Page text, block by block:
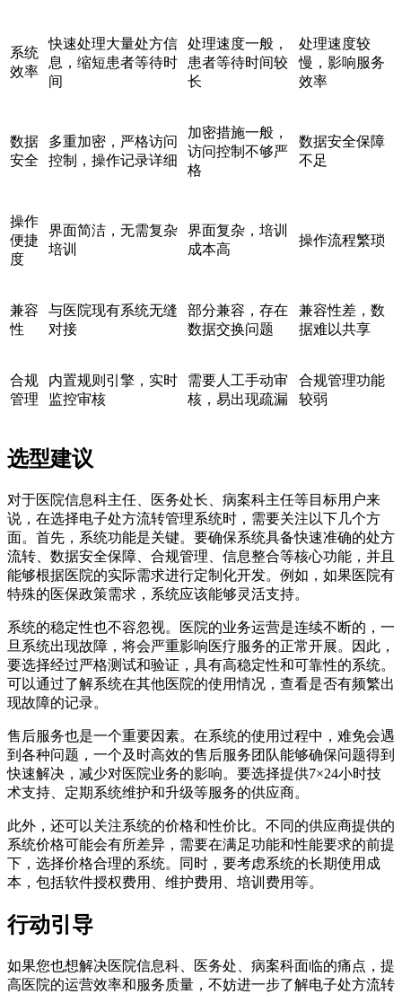
系统
效率
快速处理大量处方信
息，缩短患者等待时
间
处理速度一般，
患者等待时间较
长
处理速度较
慢，影响服务
效率
数据
安全
多重加密，严格访问
控制，操作记录详细
加密措施一般，
访问控制不够严
格
数据安全保障
不足
操作
便捷
度
界面简洁，无需复杂
培训
界面复杂，培训
成本高
操作流程繁琐
兼容
性
与医院现有系统无缝
对接
部分兼容，存在
数据交换问题
兼容性差，数
据难以共享
合规
管理
内置规则引擎，实时
监控审核
需要人工手动审
核，易出现疏漏
合规管理功能
较弱
选型建议
对于医院信息科主任、医务处长、病案科主任等目标用户来
说，在选择电子处方流转管理系统时，需要关注以下几个方
面。首先，系统功能是关键。要确保系统具备快速准确的处方
流转、数据安全保障、合规管理、信息整合等核心功能，并且
能够根据医院的实际需求进行定制化开发。例如，如果医院有
特殊的医保政策需求，系统应该能够灵活支持。
系统的稳定性也不容忽视。医院的业务运营是连续不断的，一
旦系统出现故障，将会严重影响医疗服务的正常开展。因此，
要选择经过严格测试和验证，具有高稳定性和可靠性的系统。
可以通过了解系统在其他医院的使用情况，查看是否有频繁出
现故障的记录。
售后服务也是一个重要因素。在系统的使用过程中，难免会遇
到各种问题，一个及时高效的售后服务团队能够确保问题得到
快速解决，减少对医院业务的影响。要选择提供7×24小时技
术支持、定期系统维护和升级等服务的供应商。
此外，还可以关注系统的价格和性价比。不同的供应商提供的
系统价格可能会有所差异，需要在满足功能和性能要求的前提
下，选择价格合理的系统。同时，要考虑系统的长期使用成
本，包括软件授权费用、维护费用、培训费用等。
行动引导
如果您也想解决医院信息科、医务处、病案科面临的痛点，提
高医院的运营效率和服务质量，不妨进一步了解电子处方流转